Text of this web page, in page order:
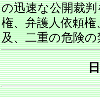
の迅速な公開裁
権、弁護人依頼
及、二重の危険